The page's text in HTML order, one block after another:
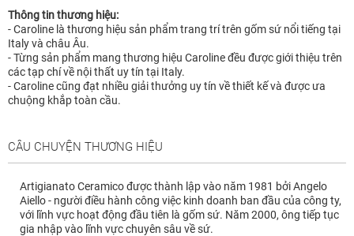
Thông tin thương hiệu:
- Caroline là thương hiệu sản phẩm trang trí trên gốm sứ nổi tiếng tại
Italy và châu Âu.
- Từng sản phẩm mang thương hiệu Caroline đều được giới thiệu trên
các tạp chí về nội thất uy tín tại Italy.
- Caroline cũng đạt nhiều giải thưởng uy tín về thiết kế và được ưa
chuộng khắp toàn cầu.
CÂU CHUYỆN THƯƠNG HIỆU
Artigianato Ceramico được thành lập vào năm 1981 bởi Angelo
Aiello - người điều hành công việc kinh doanh ban đầu của công ty,
với lĩnh vực hoạt động đầu tiên là gốm sứ. Năm 2000, ông tiếp tục
gia nhập vào lĩnh vực chuyên sâu về sứ.